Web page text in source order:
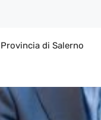
Provincia di Salerno